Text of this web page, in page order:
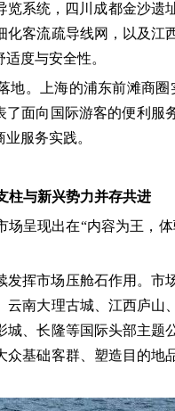
系统，四川成都金沙遗
客流疏导线网，以及江
度与安全性。
地。上海的浦东前滩商
面向国际游客的便利服
服务实践。
柱与新兴势力并存共进
呈现出在“内容为王，
挥市场压舱石作用。市
南大理古城、江西庐山
、长隆等国际头部主题
基础客群、塑造目的地